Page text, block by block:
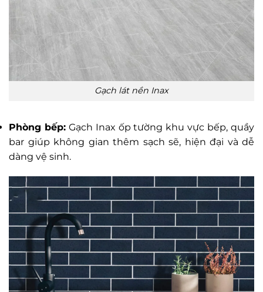
Gạch lát nền Inax
Phòng bếp:Gạch Inax ốp tường khu vực bếp, quầy
bar giúp không gian thêm sạch sẽ, hiện đại và dễ
dàng vệ sinh.